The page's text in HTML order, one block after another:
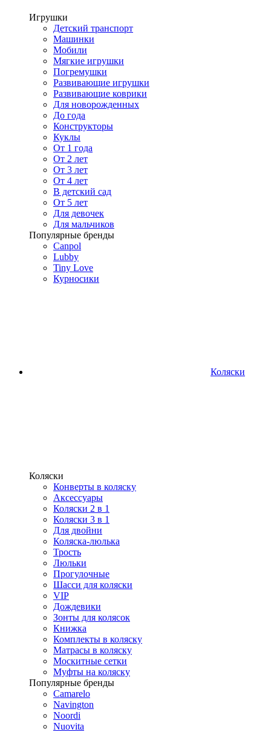
Игрушки
Детский транспорт
Машинки
Мобили
Мягкие игрушки
Погремушки
Развивающие игрушки
Развивающие коврики
Для новорожденных
До года
Конструкторы
Куклы
От 1 года
От 2 лет
От 3 лет
От 4 лет
В детский сад
От 5 лет
Для девочек
Для мальчиков
Популярные бренды
Canpol
Lubby
Tiny Love
Курносики
Коляски
Коляски
Конверты в коляску
Аксессуары
Коляски 2 в 1
Коляски 3 в 1
Для двойни
Коляска-люлька
Трость
Люльки
Прогулочные
Шасси для коляски
VIP
Дождевики
Зонты для колясок
Книжка
Комплекты в коляску
Матрасы в коляску
Москитные сетки
Муфты на коляску
Популярные бренды
Camarelo
Navington
Noordi
Nuovita